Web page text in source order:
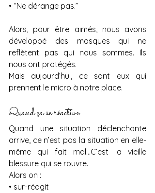
• “Ne dérange pas.”
Alors, pour être aimés, nous avons
développé des masques qui ne
reflètent pas qui nous sommes. Ils
nous ont protégés.
Mais aujourd’hui, ce sont eux qui
prennent le micro à notre place.
Quand ça se réactive
Quand une situation déclenchante
arrive, ce n’est pas la situation en elle-
même qui fait mal…C’est la vieille
blessure qui se rouvre.
Alors on :
• sur-réagit